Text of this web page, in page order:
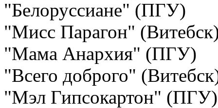
"Белоруссиане" (ПГУ)
"Мисс Парагон"
"Мама Анархия" (ПГУ)
"Всего доброго"
"Мэл Гипсокартон"